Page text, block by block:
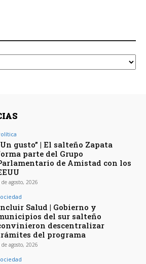
gusto” | El salteño Zapata
parte del Grupo
de Amistad con los
de agosto, 2026
Salud | Gobierno y
del sur salteño
descentralizar
del programa
de agosto, 2026